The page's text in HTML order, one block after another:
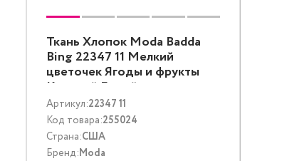
Ткань Хлопок Moda Badda
Bing 22347 11 Мелкий
цветочек Ягоды и фрукты
Красный Белый
Артикул:22347 11
Код товара:255024
Страна:США
Бренд:Moda